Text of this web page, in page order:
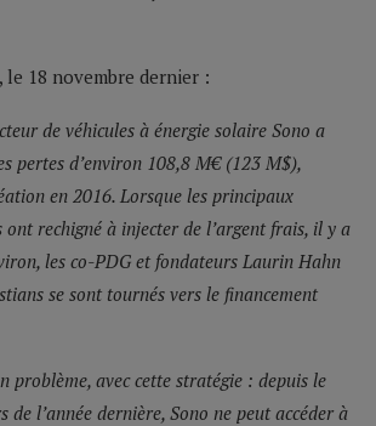
le 18 novembre dernier :
de véhicules à énergie solaire Sono a
pertes d’environ 108,8 M€ (123 M$),
en 2016. Lorsque les principaux
ont rechigné à injecter de l’argent frais, il y a
les co-PDG et fondateurs Laurin Hahn
se sont tournés vers le financement
problème, avec cette stratégie : depuis le
de l’année dernière, Sono ne peut accéder à